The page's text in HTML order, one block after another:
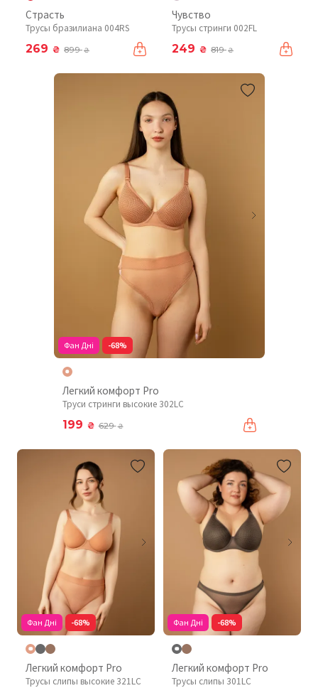
Страсть
Трусы бразилиана 004RS
269 ₴ 899₴
Чувство
Трусы стринги 002FL
249 ₴ 819₴
Фан Дні -68%
Легкий комфорт Pro
Труси стринги высокие 302LC
199 ₴ 629₴
Фан Дні -68%
Легкий комфорт Pro
Трусы слипы высокие 321LC
Фан Дні -68%
Легкий комфорт Pro
Трусы слипы 301LC